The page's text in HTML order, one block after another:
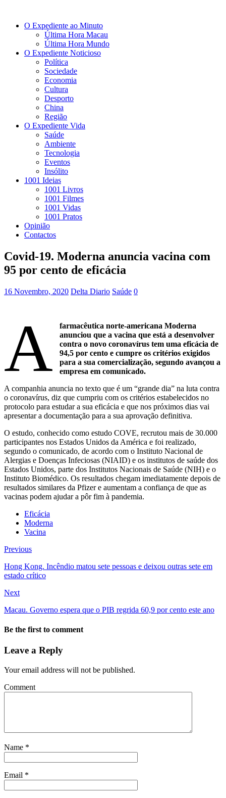
O Expediente ao Minuto
Última Hora Macau
Última Hora Mundo
O Expediente Noticioso
Política
Sociedade
Economia
Cultura
Desporto
China
Região
O Expediente Vida
Saúde
Ambiente
Tecnologia
Eventos
Insólito
1001 Ideias
1001 Livros
1001 Filmes
1001 Vidas
1001 Pratos
Opinião
Contactos
Covid-19. Moderna anuncia vacina com
95 por cento de eficácia
16 Novembro, 2020 Delta Diario Saúde 0
A
farmacêutica norte-americana Moderna
anunciou que a vacina que está a desenvolver
contra o novo coronavírus tem uma eficácia de
94,5 por cento e cumpre os critérios exigidos
para a sua comercialização, segundo avançou a
empresa em comunicado.
A companhia anuncia no texto que é um “grande dia” na luta contra
o coronavírus, diz que cumpriu com os critérios estabelecidos no
protocolo para estudar a sua eficácia e que nos próximos dias vai
apresentar a documentação para a sua aprovação definitiva.
O estudo, conhecido como estudo COVE, recrutou mais de 30.000
participantes nos Estados Unidos da América e foi realizado,
segundo o comunicado, de acordo com o Instituto Nacional de
Alergias e Doenças Infeciosas (NIAID) e os institutos de saúde dos
Estados Unidos, parte dos Institutos Nacionais de Saúde (NIH) e o
Instituto Biomédico. Os resultados chegam imediatamente depois de
resultados similares da Pfizer e aumentam a confiança de que as
vacinas podem ajudar a pôr fim à pandemia.
Eficácia
Moderna
Vacina
Previous
Hong Kong. Incêndio matou sete pessoas e deixou outras sete em
estado crítico
Next
Macau. Governo espera que o PIB regrida 60,9 por cento este ano
Be the first to comment
Leave a Reply
Your email address will not be published.
Comment
Name *
Email *